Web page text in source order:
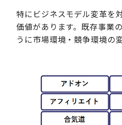
特にビジネスモデル変革を
価値があります。既存事業
うに市場環境・競争環境の